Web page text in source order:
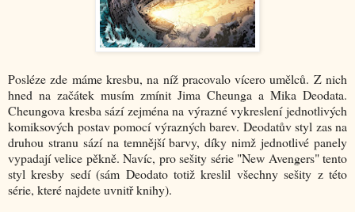
Posléze zde máme kresbu, na níž pracovalo vícero umělců. Z nich
hned na začátek musím zmínit Jima Cheunga a Mika Deodata.
Cheungova kresba sází zejména na výrazné vykreslení jednotlivých
komiksových postav pomocí výrazných barev. Deodatův styl zas na
druhou stranu sází na temnější barvy, díky nimž jednotlivé panely
vypadají velice pěkně. Navíc, pro sešity série "New Avengers" tento
styl kresby sedí (sám Deodato totiž kreslil všechny sešity z této
série, které najdete uvnitř knihy).